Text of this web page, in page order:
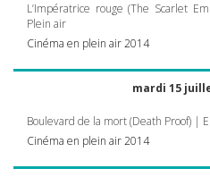
L’Impératrice rouge (The Scarlet
Plein air
Cinéma en plein air 2014
mardi 15
Boulevard de la mort (Death Proof) |
Cinéma en plein air 2014